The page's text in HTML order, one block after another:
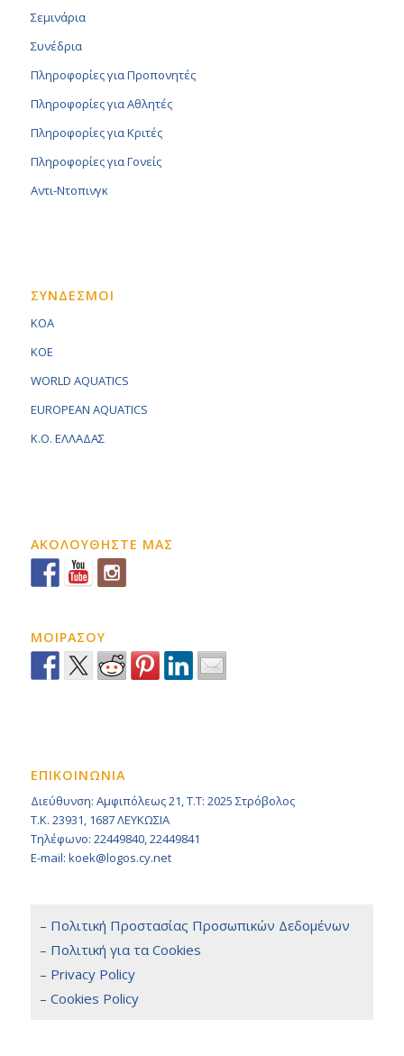
Σεμινάρια
Συνέδρια
Πληροφορίες για Προπονητές
Πληροφορίες για Αθλητές
Πληροφορίες για Κριτές
Πληροφορίες για Γονείς
Αντι-Ντοπινγκ
ΣΥΝΔΕΣΜΟΙ
KOA
KOE
WORLD AQUATICS
EUROPEAN AQUATICS
K.O. ΕΛΛΑΔΑΣ
ΑΚΟΛΟΥΘΗΣΤΕ ΜΑΣ
ΜΟΙΡΑΣΟΥ
ΕΠΙΚΟΙΝΩΝΙΑ
Διεύθυνση: Αμφιπόλεως 21, Τ.Τ: 2025 Στρόβολος
Τ.Κ. 23931, 1687 ΛΕΥΚΩΣΙΑ
Τηλέφωνο: 22449840, 22449841
E-mail: koek@logos.cy.net
– Πολιτική Προστασίας Προσωπικών Δεδομένων
– Πολιτική για τα Cookies
– Privacy Policy
– Cookies Policy